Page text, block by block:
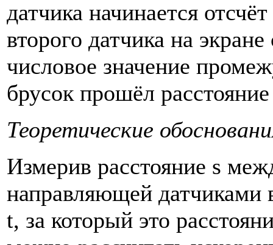
датчика начинается
второго датчика на
числовое значение
брусок прошёл
Теоретические
Измерив расстояние s
направляющей датчиками
t, за который это